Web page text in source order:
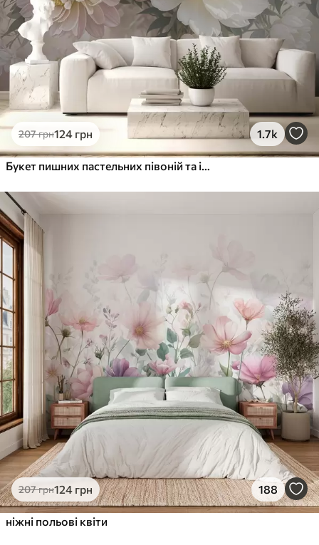
1216730грн /м²
Peel and Stick
1458875 /м²
207грн124 грн 1.7k
207грн124 грн 188
ніжні польові квіти